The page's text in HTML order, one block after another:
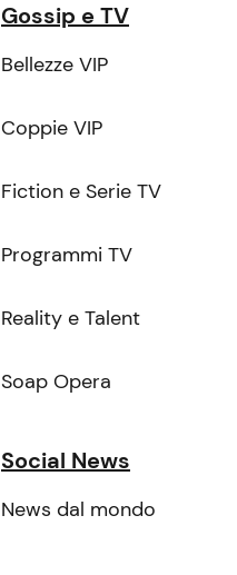
Gossip e TV
Bellezze VIP
Coppie VIP
Fiction e Serie TV
Programmi TV
Reality e Talent
Soap Opera
Social News
News dal mondo